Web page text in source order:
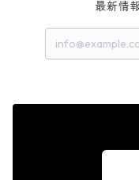
最新情